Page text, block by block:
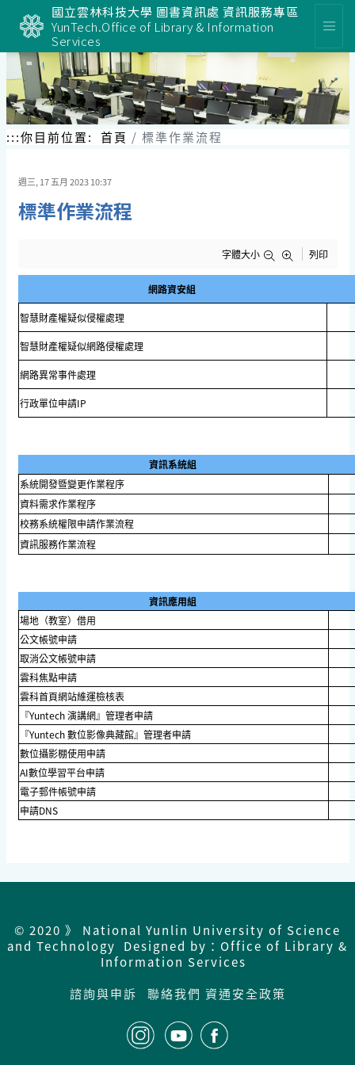
國立雲林科技大學 圖書資訊處 資訊服務專區
YunTech.Office of Library & Information
Services
:::你目前位置: 首頁 標準作業流程
週三, 17 五月 2023 10:37
標準作業流程
字體大小 列印
網路資安組
智慧財產權疑似侵權處理
智慧財產權疑似網路侵權處理
網路異常事件處理
行政單位申請IP
資訊系統組
系統開發暨變更作業程序
資料需求作業程序
校務系統權限申請作業流程
資訊服務作業流程
資訊應用組
場地（教室）借用
公文帳號申請
取消公文帳號申請
雲科焦點申請
雲科首頁網站維運檢核表
『Yuntech 演講網』管理者申請
『Yuntech 數位影像典藏館』管理者申請
數位攝影棚使用申請
AI數位學習平台申請
電子郵件帳號申請
申請DNS
© 2020 》 National Yunlin University of Science
and Technology Designed by：Office of Library &
Information Services
諮詢與申訴
聯絡我們 資通安全政策